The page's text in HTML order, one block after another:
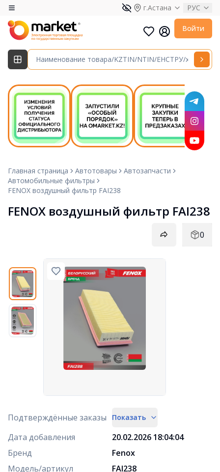
г.Астана РУС
Войти
Главная страница Автотовары
Автозапчасти
Автомобильные фильтры
FENOX воздушный фильтр FAI238
FENOX воздушный фильтр FAI238
0
Подтверждённые заказы Показать
Дата добавления
20.02.2026 18:04:04
Бренд
Fenox
Модель/артикул
FAI238